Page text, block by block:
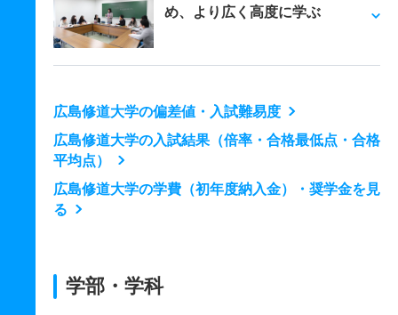
め、より広く高度に学ぶ
広島修道大学の偏差値・入試難易度
広島修道大学の入試結果（倍率・合格最低点・合格
平均点）
広島修道大学の学費（初年度納入金）・奨学金を見
る
学部・学科